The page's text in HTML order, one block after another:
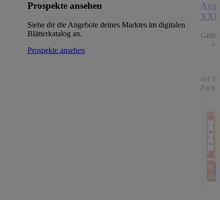
Prospekte ansehen
Siehe dir die Angebote deines Marktes im digitalen
Blätterkatalog an.
Prospekte ansehen
XXL
auf